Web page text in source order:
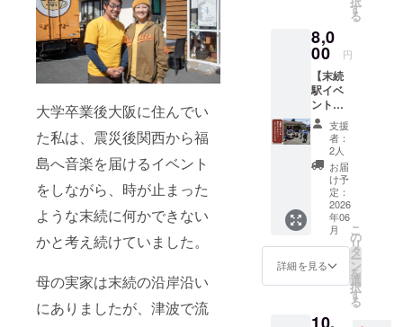
大学卒業後大阪に住んでい
た私は、震災後関西から福
島へ音楽を届けるイベント
をしながら、時が止まった
ような末続に何かできない
かと考え続けていました。
母の実家は末続の沿岸沿い
にありましたが、津波で流
は一部
修正が
かかる
場合が
ござい
ます。
予めご
了承く
ださ
い。 ＜
サイズ
参考＞
サイズ
｜身丈
｜身巾
｜肩巾
｜袖丈
Ｓ｜ 66
｜ 49 ｜
19 Ｍ｜
お届け
す。 福
島県の
豊かな
海の幸
を存分
にお楽
しみく
ださ
い！ ・
常磐も
のゴ
ロッと
レー 1
袋 内
容量230
ｇ ・福
カレイ
す
る
8,0
00 円
【末続
駅イベ
ントお
手伝い
チケッ
ト＋オ
リジナ
ルTシャ
ツ】
2026年
6月から
2027年
6月末ま
で実施
する末
続駅で
ントに
支援
者：
2人
お届
け予
定：
2026
年06
月
詳細を見る
こ
の
リ
タ
ー
ン
を
選
択
す
る